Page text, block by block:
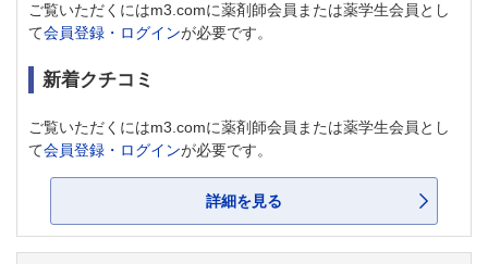
ご覧いただくにはm3.comに薬剤師会員または薬学生会員とし
て会員登録・ログインが必要です。
新着クチコミ
ご覧いただくにはm3.comに薬剤師会員または薬学生会員とし
て会員登録・ログインが必要です。
詳細を見る